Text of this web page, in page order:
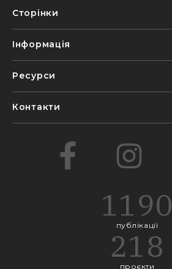
Сторінки
Інформація
Ресурси
Контакти
1190
публікації
218
проєкти